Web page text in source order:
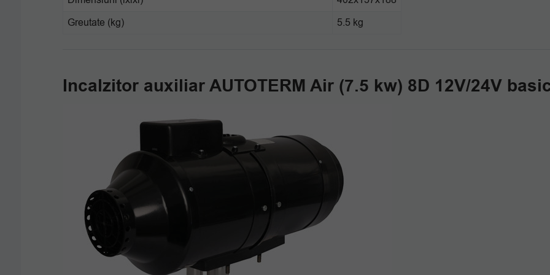
Greutate (kg)
5.5 kg
Incalzitor auxiliar AUTOTERM Air (7.5 kw) 8D 12V/24V